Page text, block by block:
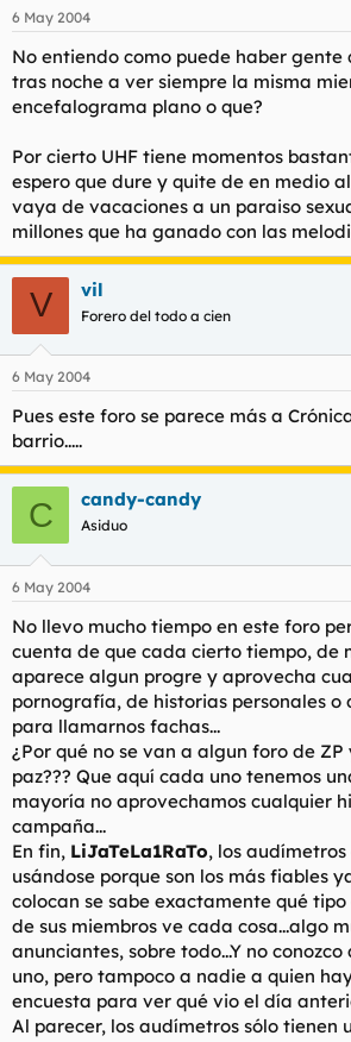
6 May 2004
No entiendo como puede haber gente
tras noche a ver siempre la misma
encefalograma plano o que?
Por cierto UHF tiene momentos
espero que dure y quite de en medio
vaya de vacaciones a un paraiso
millones que ha ganado con las
V vil
Forero del todo a cien
6 May 2004
Pues este foro se parece más a
barrio.....
C candy-candy
Asiduo
6 May 2004
No llevo mucho tiempo en este foro
cuenta de que cada cierto tiempo, de
aparece algun progre y aprovecha
pornografía, de historias personales o
para llamarnos fachas...
¿Por qué no se van a algun foro de ZP
paz??? Que aquí cada uno tenemos
mayoría no aprovechamos cualquier
campaña...
En fin, LiJaTeLa1RaTo, los
usándose porque son los más fiables
colocan se sabe exactamente qué
de sus miembros ve cada cosa...algo
anunciantes, sobre todo...Y no
uno, pero tampoco a nadie a quien
encuesta para ver qué vio el día
Al parecer, los audímetros sólo tienen